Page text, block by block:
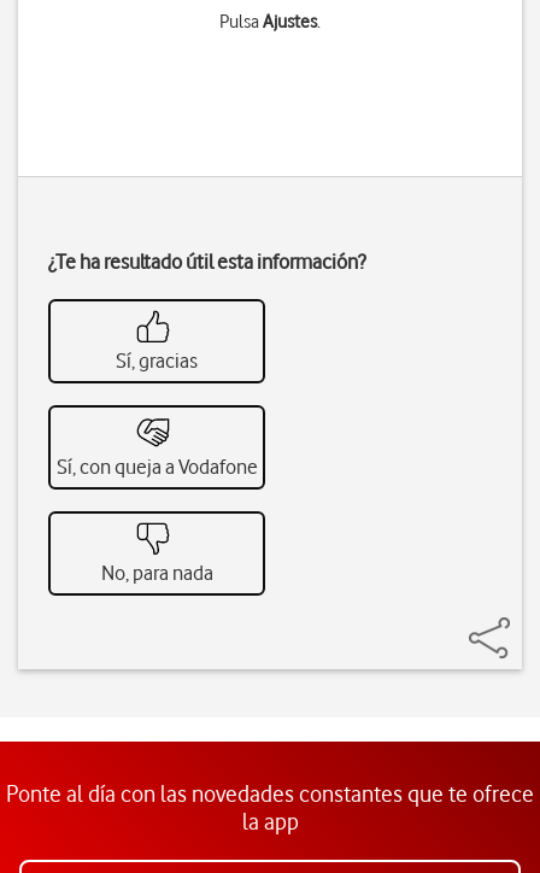
PulsaAjustes.
¿Te ha resultado útil esta información?
Sí, gracias
Sí, con queja a Vodafone
No, para nada
Ponte al día con las novedades constantes que te ofrece
la app